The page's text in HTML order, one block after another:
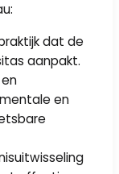
dat de
aanpakt.
en